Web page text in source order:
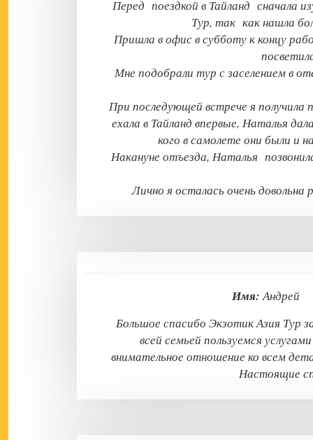
Перед поездкой в Тайланд сначала
Тур, так как нашла
Пришла в офис в субботу к концу
Мне подобрали тур с заселением в
При последующей встрече я
ехала в Тайланд впервые, Наталья
кого в самолете они были и
Накануне отъезда, Наталья
Лично я осталась очень
Имя:
Большое спасибо Экзотик Азия Тур
всей семьей пользуемся
внимательное отношение ко всем
Настоящие